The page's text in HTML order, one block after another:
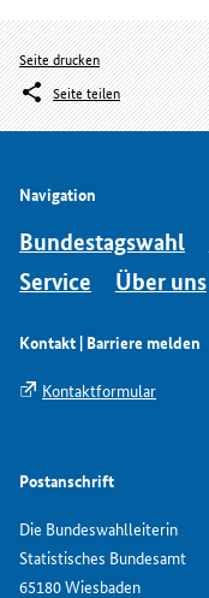
Seite drucken
Seite teilen
Navigation
Bundestagswahl
Service
Über uns
Kontakt | Barriere melden
Kontaktformular
Postanschrift
Die Bundeswahlleiterin
Statistisches Bundesamt
65180 Wiesbaden